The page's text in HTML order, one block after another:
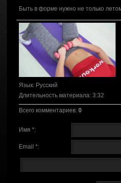
Быть в форме нужно не только
Язык: Русский
Длительность материала: 3:32
Всего комментариев: 0
Имя *:
Email *: